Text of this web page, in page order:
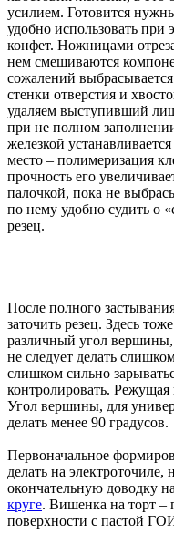
усилием. Готовится
удобно использовать при
конфет. Ножницами
нем смешиваются
сожалений
стенки отверстия и
удаляем выступивший
при не полном
железкой
место – полимеризация
прочность его
палочкой, пока не
по нему удобно судить о
резец.
После полного
заточить резец. Здесь
различный угол
не следует делать
слишком сильно
контролировать. Режущая
Угол вершины, для
делать менее 90 градусов.
Первоначальное
делать на электроточиле,
окончательную доводку
круге. Вишенка на торт –
поверхности с пастой